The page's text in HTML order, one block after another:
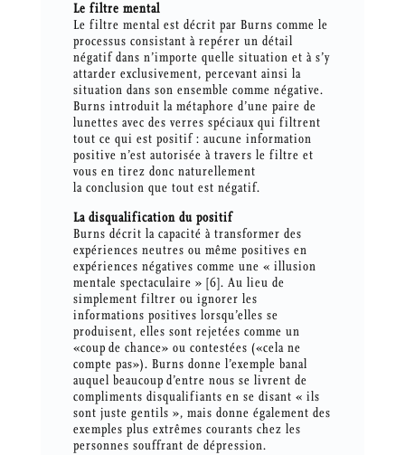
Le filtre mental
Le filtre mental est décrit par Burns comme le
processus consistant à repérer un détail
négatif dans n’importe quelle situation et à s’y
attarder exclusivement, percevant ainsi la
situation dans son ensemble comme négative.
Burns introduit la métaphore d’une paire de
lunettes avec des verres spéciaux qui filtrent
tout ce qui est positif : aucune information
positive n’est autorisée à travers le filtre et
vous en tirez donc naturellement
la conclusion que tout est négatif.
La disqualification du positif
Burns décrit la capacité à transformer des
expériences neutres ou même positives en
expériences négatives comme une « illusion
mentale spectaculaire » [6]. Au lieu de
simplement filtrer ou ignorer les
informations positives lorsqu’elles se
produisent, elles sont rejetées comme un
«coup de chance» ou contestées («cela ne
compte pas»). Burns donne l’exemple banal
auquel beaucoup d’entre nous se livrent de
compliments disqualifiants en se disant « ils
sont juste gentils », mais donne également des
exemples plus extrêmes courants chez les
personnes souffrant de dépression.